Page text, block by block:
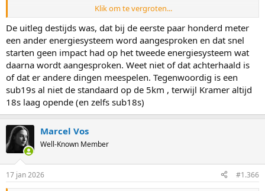
Tot en met seizoen 2013-2014 is er 33 keer onder de 34 seconden
geopend, en 28 waren door Nederlanders. Alleen Veldkamp, Ervik,
Bokko, en 2x SH Lee zaten er tussen als buitenlanders. Daarna, in de
afgelopen 12 seizoenen, is er nog 23 keer onder de 34 seconden
geopend, en daarvan komen er maar drie van Nederlanders:
Kramer in 2016 en Roest in 2019 en 2023. Verder is het vooral
Bloemen en Ghiotto, met alleen Semirunnij en Lorello één keer,
beide bij de WB afgelopen december.
Trouwens, heeft iemand nog ergens een screenshot ofzo van de
Bosker? Ik heb die niet kunnen vinden en ik ben benieuwd of daar
ook nog iemand onder de 34 seconden opende.
Klik om te vergroten...
De uitleg destijds was, dat bij de eerste paar honderd meter
een ander energiesysteem word aangesproken en dat snel
starten geen impact had op het tweede energiesysteem wat
daarna wordt aangesproken. Weet niet of dat achterhaald is
of dat er andere dingen meespelen. Tegenwoordig is een
sub19s al niet de standaard op de 5km , terwijl Kramer altijd
18s laag opende (en zelfs sub18s)
Marcel Vos
Well-Known Member
17 jan 2026 #1.366